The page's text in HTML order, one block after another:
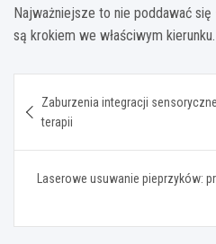
Najważniejsze to nie poddawać
są krokiem we właściwym kierunku.
wpisu
Zaburzenia integracji
terapii
Laserowe usuwanie pieprzyków: